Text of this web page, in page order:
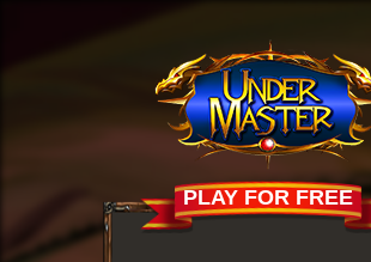
PLAY FOR FREE